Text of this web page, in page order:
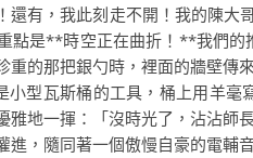
還有，我此刻走不開！我的陳
點是**時空正在曲折！**我們
重的那把銀勺時，裡面的牆壁傳
小型瓦斯桶的工具，桶上用羊
雅地一揮：「沒時光了，沾沾師
進，隨同著一個傲慢自豪的電輔